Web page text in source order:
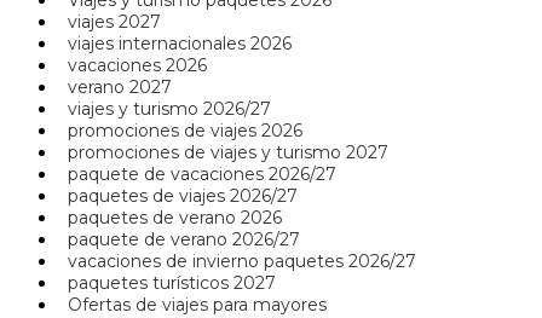
viajes 2027
viajes internacionales 2026
vacaciones 2026
verano 2027
viajes y turismo 2026/27
promociones de viajes 2026
promociones de viajes y turismo 2027
paquete de vacaciones 2026/27
paquetes de viajes 2026/27
paquetes de verano 2026
paquete de verano 2026/27
vacaciones de invierno paquetes 2026/27
paquetes turísticos 2027
Ofertas de viajes para mayores